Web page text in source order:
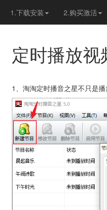
1.下载安装 2.购买激活
定时播放视
1、淘淘定时播音之星不只是